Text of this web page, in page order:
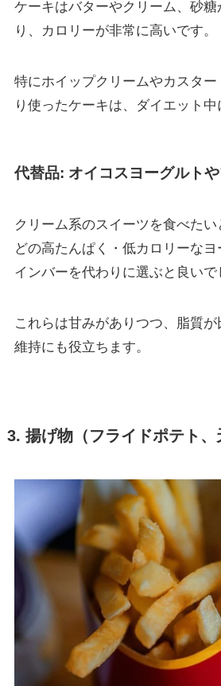
ケーキはバターやクリーム、砂
り、カロリーが非常に高いです。
特にホイップクリームやカスタ
り使ったケーキは、ダイエット中
代替品: オイコスヨーグルト
クリーム系のスイーツを食べた
どの高たんぱく・低カロリーな
インバーを代わりに選ぶと良いで
これらは甘みがありつつ、脂質
維持にも役立ちます。
3. 揚げ物（フライドポテト、